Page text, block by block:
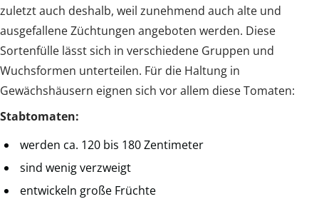
zuletzt auch deshalb, weil zunehmend auch alte und
ausgefallene Züchtungen angeboten werden. Diese
Sortenfülle lässt sich in verschiedene Gruppen und
Wuchsformen unterteilen. Für die Haltung in
Gewächshäusern eignen sich vor allem diese Tomaten:
Stabtomaten:
werden ca. 120 bis 180 Zentimeter
sind wenig verzweigt
entwickeln große Früchte